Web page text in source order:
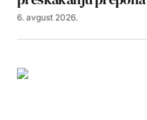
6. avgust 2026.